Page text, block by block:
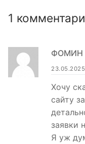
1
ФОМИН
Хочу
сайту
заявки
Я уж